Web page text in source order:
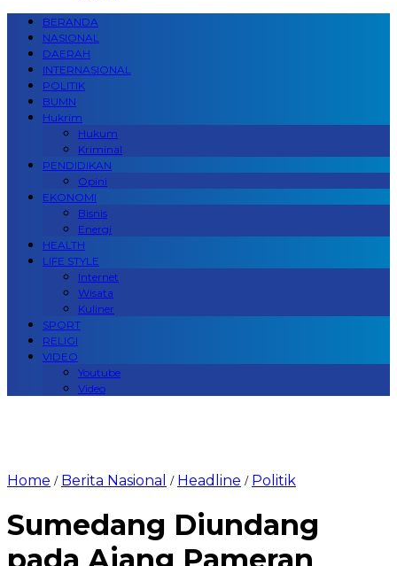
BERANDA
NASIONAL
DAERAH
INTERNASIONAL
POLITIK
BUMN
Hukrim
Hukum
Kriminal
PENDIDIKAN
Opini
EKONOMI
Bisnis
Energi
HEALTH
LIFE STYLE
Internet
Wisata
Kuliner
SPORT
RELIGI
VIDEO
Youtube
Video
Home / Berita Nasional / Headline / Politik
Sumedang Diundang